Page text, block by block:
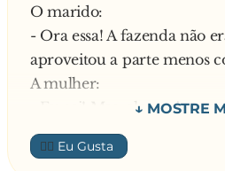
O marido:
- Ora essa! A fazenda não
aproveitou a parte menos
A mulher:
- Eu sei! Mas, ele queixa-se
uma dor no pescoço!
O marido:
👍🏼